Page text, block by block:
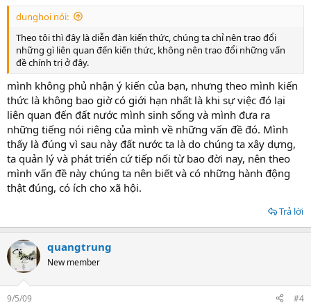
dunghoi nói:
Theo tôi thì đây là diễn đàn kiến thức, chúng ta chỉ nên trao đổi
những gì liên quan đến kiến thức, không nên trao đổi những vấn
đề chính trị ở đây.
mình không phủ nhận ý kiến của bạn, nhưng theo mình kiến
thức là không bao giờ có giới hạn nhất là khi sự việc đó lại
liên quan đến đất nước mình sinh sống và mình đưa ra
những tiếng nói riêng của mình về những vấn đề đó. Mình
thấy là đúng vì sau này đất nước ta là do chúng ta xây dựng,
ta quản lý và phát triển cứ tiếp nối từ bao đời nay, nên theo
mình vấn đề này chúng ta nên biết và có những hành động
thật đúng, có ích cho xã hội.
Trả lời
quangtrung
New member
9/5/09 #4